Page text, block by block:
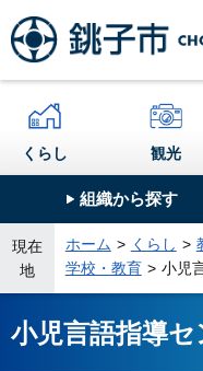
組織から探す
くらし 観光
現在
地
ホーム くらし
学校・教育
小児
小児言語指導セ